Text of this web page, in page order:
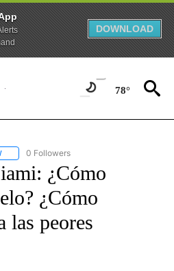
DOWNLOAD
78°
FOLLOW "CNN - SPANISH" TO RECEIVE
0 Followers
¿Cómo
¿Cómo
las peores